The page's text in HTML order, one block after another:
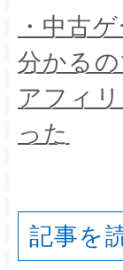
・中古
分かる
アフィ
った
記事を